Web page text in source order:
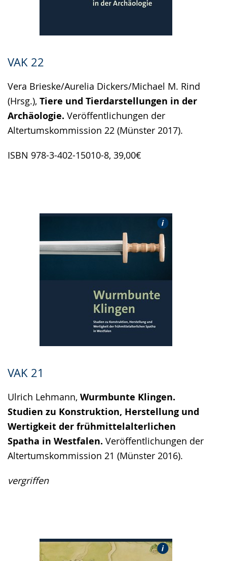
VAK 22
Vera Brieske/Aurelia Dickers/Michael M. Rind
(Hrsg.), Tiere und Tierdarstellungen in der
Archäologie. Veröffentlichungen der
Altertumskommission 22 (Münster 2017).
ISBN 978-3-402-15010-8, 39,00€
VAK 21
Ulrich Lehmann, Wurmbunte Klingen.
Studien zu Konstruktion, Herstellung und
Wertigkeit der frühmittelalterlichen
Spatha in Westfalen. Veröffentlichungen der
Altertumskommission 21 (Münster 2016).
vergriffen